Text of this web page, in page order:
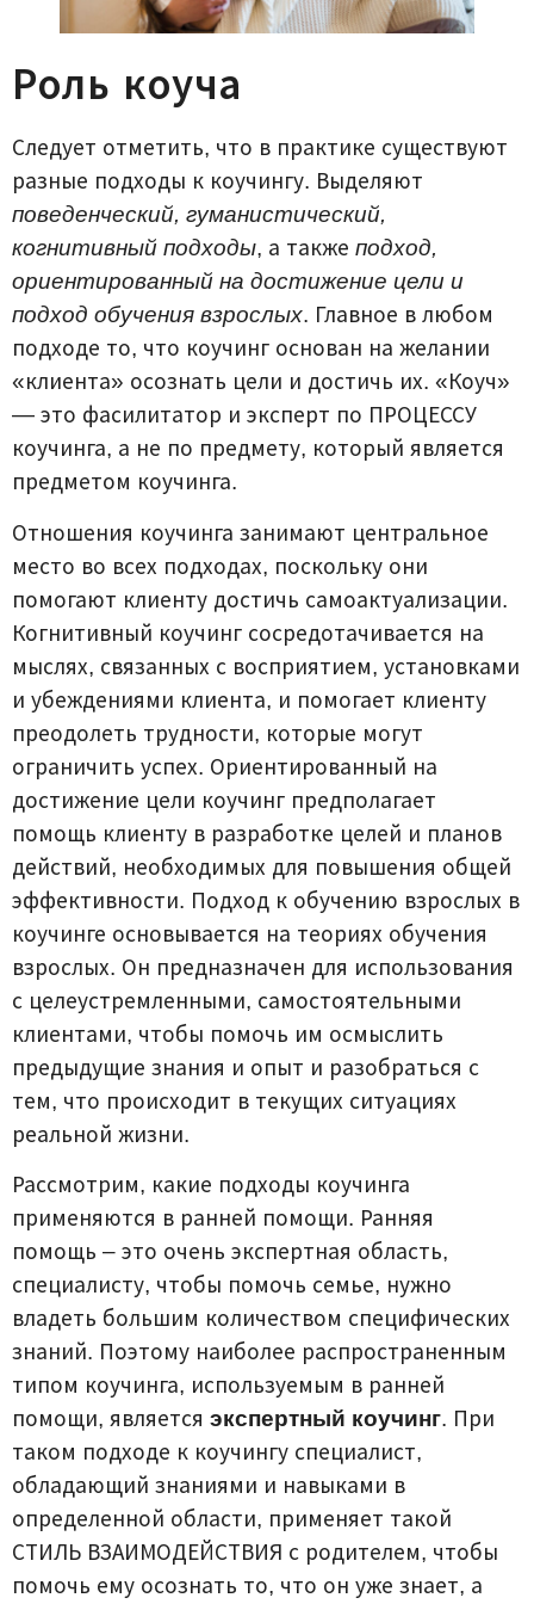
Роль коуча
Следует отметить, что в практике существуют
разные подходы к коучингу. Выделяют
поведенческий, гуманистический,
когнитивный подходы, а также подход,
ориентированный на достижение цели и
подход обучения взрослых. Главное в любом
подходе то, что коучинг основан на желании
«клиента» осознать цели и достичь их. «Коуч»
— это фасилитатор и эксперт по ПРОЦЕССУ
коучинга, а не по предмету, который является
предметом коучинга.
Отношения коучинга занимают центральное
место во всех подходах, поскольку они
помогают клиенту достичь самоактуализации.
Когнитивный коучинг сосредотачивается на
мыслях, связанных с восприятием, установками
и убеждениями клиента, и помогает клиенту
преодолеть трудности, которые могут
ограничить успех. Ориентированный на
достижение цели коучинг предполагает
помощь клиенту в разработке целей и планов
действий, необходимых для повышения общей
эффективности. Подход к обучению взрослых в
коучинге основывается на теориях обучения
взрослых. Он предназначен для использования
с целеустремленными, самостоятельными
клиентами, чтобы помочь им осмыслить
предыдущие знания и опыт и разобраться с
тем, что происходит в текущих ситуациях
реальной жизни.
Рассмотрим, какие подходы коучинга
применяются в ранней помощи. Ранняя
помощь – это очень экспертная область,
специалисту, чтобы помочь семье, нужно
владеть большим количеством специфических
знаний. Поэтому наиболее распространенным
типом коучинга, используемым в ранней
помощи, является экспертный коучинг. При
таком подходе к коучингу специалист,
обладающий знаниями и навыками в
определенной области, применяет такой
СТИЛЬ ВЗАИМОДЕЙСТВИЯ с родителем, чтобы
помочь ему осознать то, что он уже знает, а